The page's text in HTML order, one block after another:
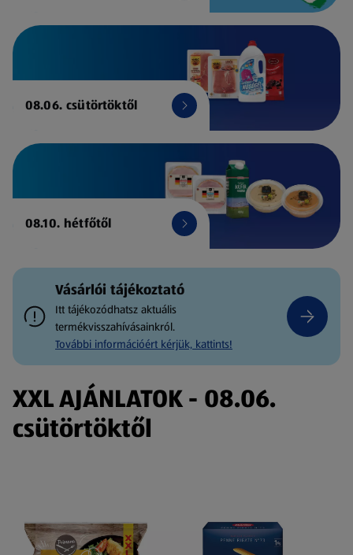
08.06. csütörtöktől
08.10. hétfőtől
Vásárlói tájékoztató
Itt tájékozódhatsz aktuális
termékvisszahívásainkról.
További információért kérjük, kattints!
XXL AJÁNLATOK - 08.06.
csütörtöktől